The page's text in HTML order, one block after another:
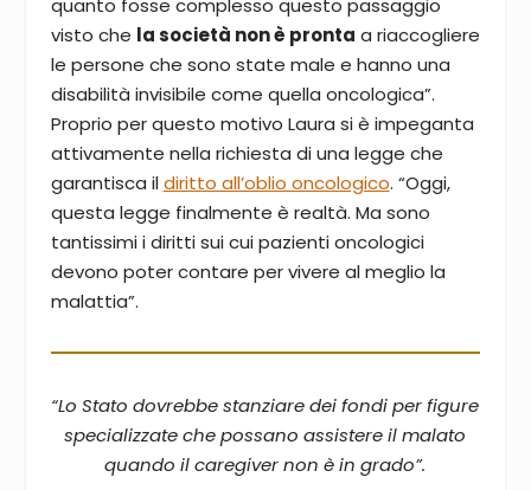
quanto fosse complesso questo passaggio
visto che la società non è pronta a riaccogliere
le persone che sono state male e hanno una
disabilità invisibile come quella oncologica”.
Proprio per questo motivo Laura si è impeganta
attivamente nella richiesta di una legge che
garantisca ildiritto all’oblio oncologico. “Oggi,
questa legge finalmente è realtà. Ma sono
tantissimi i diritti sui cui pazienti oncologici
devono poter contare per vivere al meglio la
malattia”.
“Lo Stato dovrebbe stanziare dei fondi per figure
specializzate che possano assistere il malato
quando il caregiver non è in grado”.